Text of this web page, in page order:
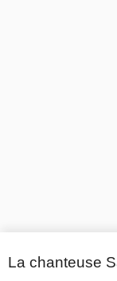
La chanteuse